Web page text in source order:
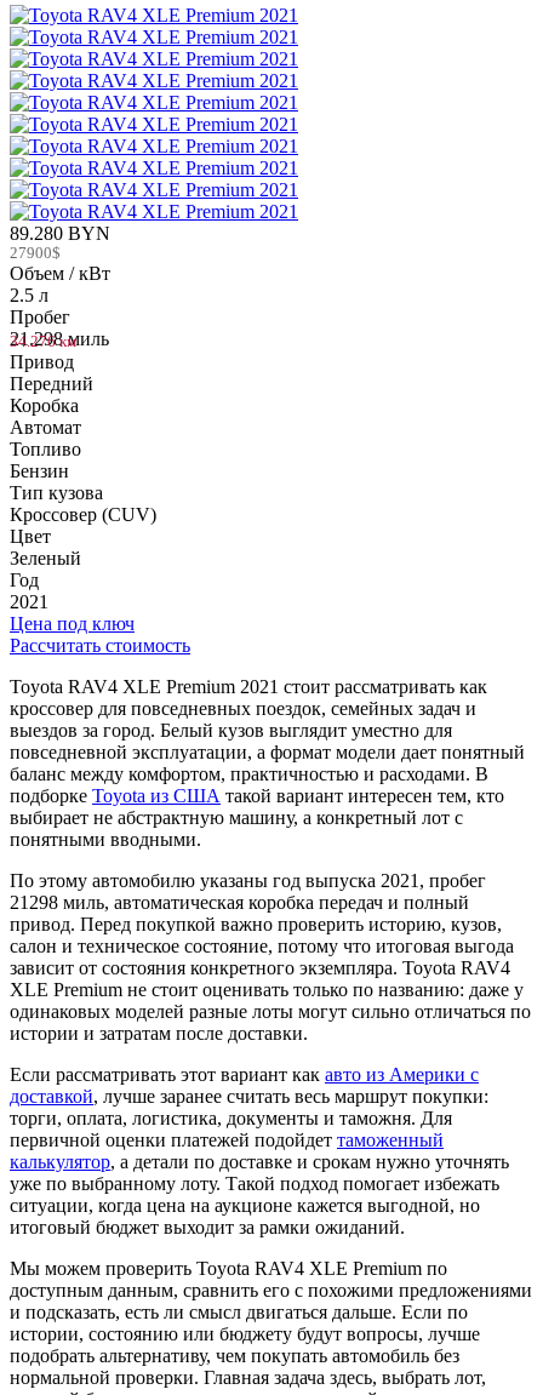
89.280 BYN
27900$
Объем / кВт
2.5 л
Пробег
21.298 миль
34.276 км
Привод
Передний
Коробка
Автомат
Топливо
Бензин
Тип кузова
Кроссовер (CUV)
Цвет
Зеленый
Год
2021
Цена под ключ
Рассчитать стоимость
Toyota RAV4 XLE Premium 2021 стоит рассматривать как
кроссовер для повседневных поездок, семейных задач и
выездов за город. Белый кузов выглядит уместно для
повседневной эксплуатации, а формат модели дает понятный
баланс между комфортом, практичностью и расходами. В
подборке Toyota из США такой вариант интересен тем, кто
выбирает не абстрактную машину, а конкретный лот с
понятными вводными.
По этому автомобилю указаны год выпуска 2021, пробег
21298 миль, автоматическая коробка передач и полный
привод. Перед покупкой важно проверить историю, кузов,
салон и техническое состояние, потому что итоговая выгода
зависит от состояния конкретного экземпляра. Toyota RAV4
XLE Premium не стоит оценивать только по названию: даже у
одинаковых моделей разные лоты могут сильно отличаться по
истории и затратам после доставки.
Если рассматривать этот вариант как авто из Америки с
доставкой, лучше заранее считать весь маршрут покупки:
торги, оплата, логистика, документы и таможня. Для
первичной оценки платежей подойдет таможенный
калькулятор, а детали по доставке и срокам нужно уточнять
уже по выбранному лоту. Такой подход помогает избежать
ситуации, когда цена на аукционе кажется выгодной, но
итоговый бюджет выходит за рамки ожиданий.
Мы можем проверить Toyota RAV4 XLE Premium по
доступным данным, сравнить его с похожими предложениями
и подсказать, есть ли смысл двигаться дальше. Если по
истории, состоянию или бюджету будут вопросы, лучше
подобрать альтернативу, чем покупать автомобиль без
нормальной проверки. Главная задача здесь, выбрать лот,